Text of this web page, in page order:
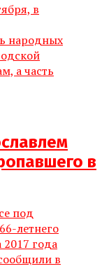
в
народных
а часть
в
под
летнего
года
в